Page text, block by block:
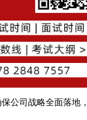
公司战略全面落地